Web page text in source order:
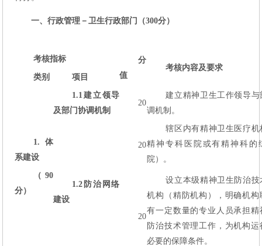
一、行政管理－卫生行政部门（300分）
考核指标
分
值
考核内容及要求
类别
项目
1. 体
系建设
（90
分）
1.1建立领导
及部门协调机制
20
建立精神卫生工作领导与
调机制。
1.2 防治网络
建设
20
辖区内有精神卫生医疗机
精神专科医院或有精神科的
院）。
20
设立本级精神卫生防治技
机构（精防机构），明确机构
有一定数量的专业人员承担精
防治技术管理工作，为机构运
必要的保障条件。